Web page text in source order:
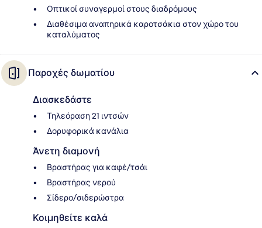
Οπτικοί συναγερμοί στους διαδρόμους
Διαθέσιμα αναπηρικά καροτσάκια στον χώρο του
καταλύματος
Παροχές δωματίου
Διασκεδάστε
Τηλεόραση 21 ιντσών
Δορυφορικά κανάλια
Άνετη διαμονή
Βραστήρας για καφέ/τσάι
Βραστήρας νερού
Σίδερο/σιδερώστρα
Κοιμηθείτε καλά